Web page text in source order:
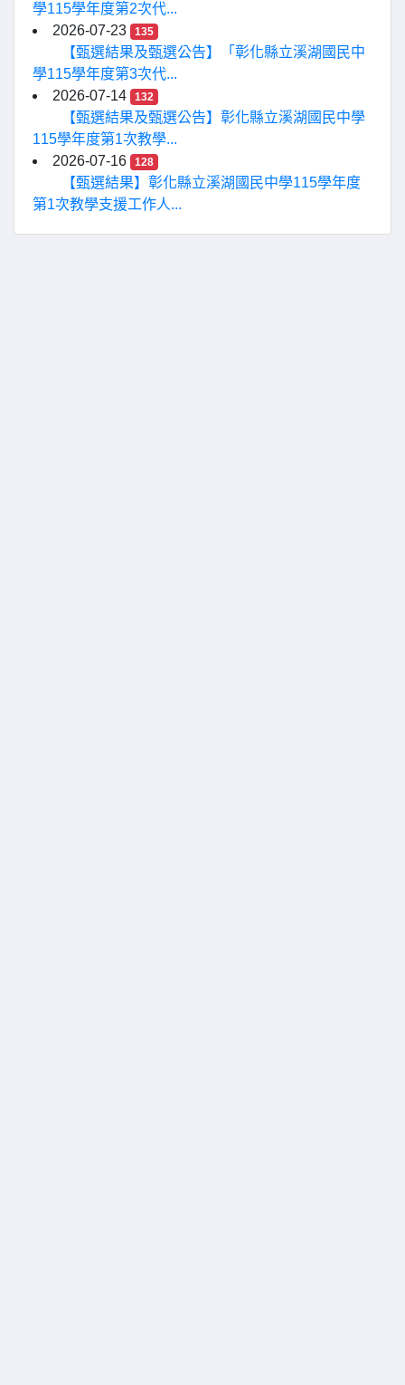
學115學年度第2次代...
2026-07-23
135
【甄選結果及甄選公告】「彰化縣立溪湖國民中
學115學年度第3次代...
2026-07-14
132
【甄選結果及甄選公告】彰化縣立溪湖國民中學
115學年度第1次教學...
2026-07-16
128
【甄選結果】彰化縣立溪湖國民中學115學年度
第1次教學支援工作人...